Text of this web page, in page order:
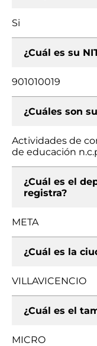
Si
¿Cuál es su
901010019
¿Cuáles son
Actividades de
de educación
¿Cuál es el
registra?
META
¿Cuál es la
VILLAVICENCIO
¿Cuál es el
MICRO